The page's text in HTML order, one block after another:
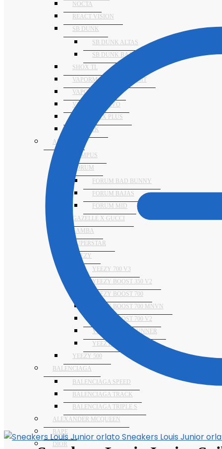
NOCTA
REACT VISION
SB DUNK
SB DUNK ALTAS
SB DUNK BAJAS
SHOX TL
VAPORMAX 2021 FLYKNIT
VAPORMAX 360
VAPORMAX EVO
VAPORMAX PLUS
ZOOM 2K
ADIDAS
CAMPUS
FORUM
FORUM BAD BUNNY
FORUM BAJAS
FORUM MID
GAZELLE X GUCCI
SAMBA
SUPERSTAR
YEEZY
YEEZY 700 V3
YEEZY BOOST 350 V2
YEEZY BOOST 700
YEEZY BOOST 700 MNVN
YEEZY BOOST 700 V2
YEEZY FOAM RUNNER
YEEZY SLIDES
YEEZY 500
BALENCIAGA
BALENCIAGA SPEED
BALENCIAGA TRACK
BALENCIAGA TRIPLE S
ALEXANDER MCQUEEN
BAPE
DIOR
Sneakers Louis Junior